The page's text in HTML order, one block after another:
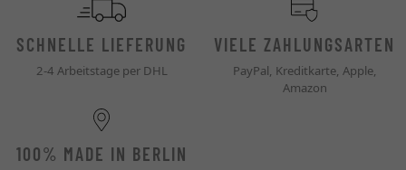
SCHNELLE LIEFERUNG
2-4 Arbeitstage per DHL
VIELE ZAHLUNGSARTEN
PayPal, Kreditkarte, Apple,
Amazon
100% MADE IN BERLIN